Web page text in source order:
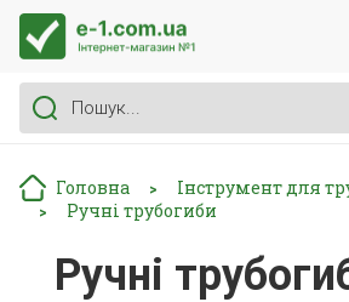
Головна > Інструмент для
> Ручні трубогиби
Ручні